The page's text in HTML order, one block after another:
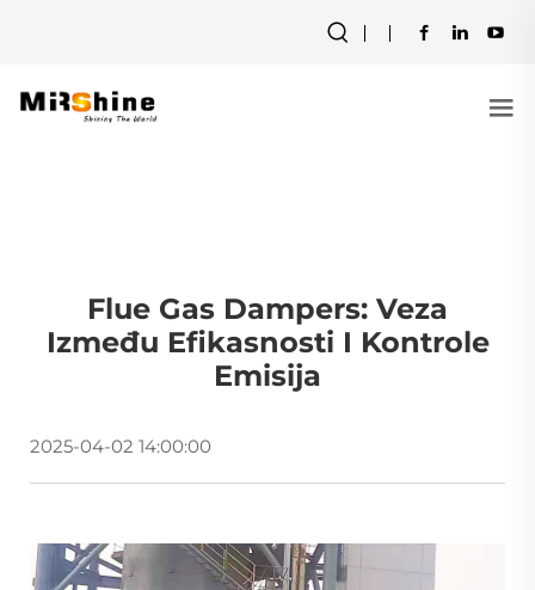
Flue Gas Dampers: Veza
Između Efikasnosti I Kontrole
Emisija
2025-04-02 14:00:00